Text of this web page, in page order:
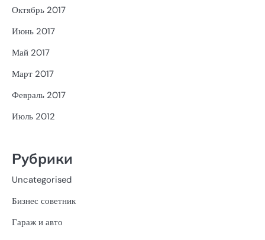
Октябрь 2017
Июнь 2017
Май 2017
Март 2017
Февраль 2017
Июль 2012
Рубрики
Uncategorised
Бизнес советник
Гараж и авто